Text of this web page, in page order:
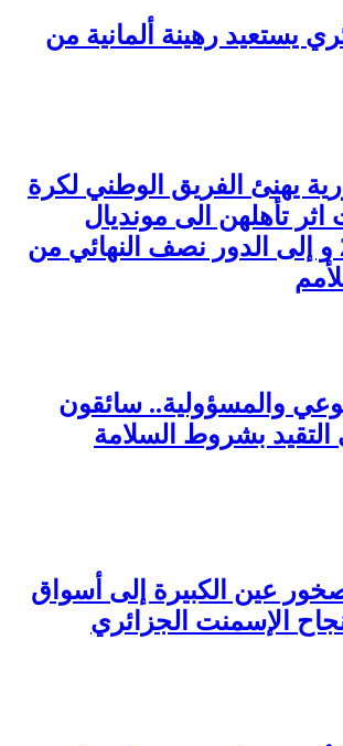
يستعيد رهينة ألمانية من
يهنئ الفريق الوطني لكرة
تأهلهن الى مونديال
البرازيل 2027 و إلى الدور نصف النهائي من
والمسؤولية.. سائقون
بشروط السلامة
عين الكبيرة إلى أسواق
الإسمنت الجزائري